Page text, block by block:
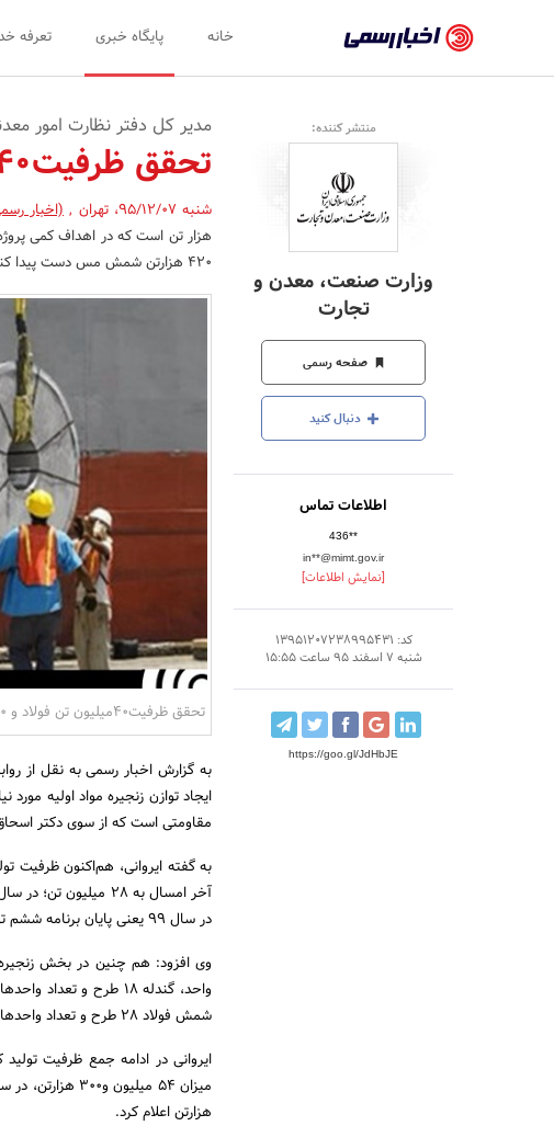
رسمی
-
اخبار
تایید
شده
شرکت‌ها،
سازمان‌ها
و
روابط
عمومی‌ها
خانه پایگاه خبری تعرفه
منتشر کننده:
وزارت صنعت، معدن و
تجارت
صفحه رسمی
دنبال کنید
اطلاعات تماس
436**
in**@mimt.gov.ir
[نمایش اطلاعات]
کد: 13951207238995431
شنبه 7 اسفند 95 ساعت 15:55
https://goo.gl/JdHbJE
مدیر کل دفتر نظارت امور
تحقق ظرفیت40میلیون تن فولاد و 420هزار تن مس
شنبه 95/12/07 ،تهران , (اخبار
420 هزارتن شمش مس دست پیدا کنیم.
تحقق ظرفیت40میلیون تن فولاد و 420هزار تن مس
به گزارش اخبار رسمی به نقل از
مقاومتی است که از سوی دکتر
در سال 99 یعنی پایان برنامه ششم توسعه به 40 میلیون تن می‌رسد.
شمش فولاد 28 طرح و تعداد واحدهای موجود 38 واحد در کشور فعالیت دارند.
هزارتن اعلام کرد.